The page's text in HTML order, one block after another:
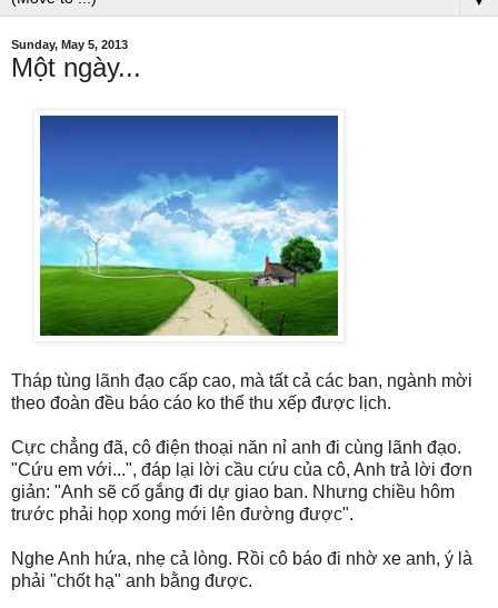
Sunday, May 5, 2013
Một ngày...
Tháp tùng lãnh đạo cấp cao, mà tất cả các ban, ngành mời
theo đoàn đều báo cáo ko thể thu xếp được lịch.
Cực chẳng đã, cô điện thoại năn nỉ anh đi cùng lãnh đạo.
"Cứu em với...", đáp lại lời cầu cứu của cô, Anh trả lời đơn
giản: "Anh sẽ cố gắng đi dự giao ban. Nhưng chiều hôm
trước phải họp xong mới lên đường được".
Nghe Anh hứa, nhẹ cả lòng. Rồi cô báo đi nhờ xe anh, ý là
phải "chốt hạ" anh bằng được.